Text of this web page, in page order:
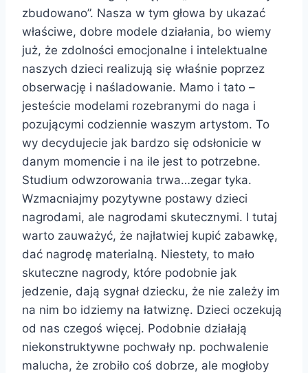
zbudowano”. Nasza w tym głowa by ukazać
właściwe, dobre modele działania, bo wiemy
już, że zdolności emocjonalne i intelektualne
naszych dzieci realizują się właśnie poprzez
obserwację i naśladowanie. Mamo i tato –
jesteście modelami rozebranymi do naga i
pozującymi codziennie waszym artystom. To
wy decydujecie jak bardzo się odsłonicie w
danym momencie i na ile jest to potrzebne.
Studium odwzorowania trwa…zegar tyka.
Wzmacniajmy pozytywne postawy dzieci
nagrodami, ale nagrodami skutecznymi. I tutaj
warto zauważyć, że najłatwiej kupić zabawkę,
dać nagrodę materialną. Niestety, to mało
skuteczne nagrody, które podobnie jak
jedzenie, dają sygnał dziecku, że nie zależy im
na nim bo idziemy na łatwiznę. Dzieci oczekują
od nas czegoś więcej. Podobnie działają
niekonstruktywne pochwały np. pochwalenie
malucha, że zrobiło coś dobrze, ale mogłoby